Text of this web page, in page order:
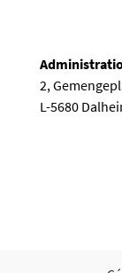
2,
L-5680